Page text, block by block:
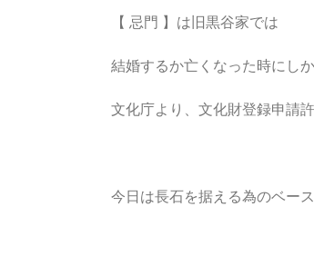
【 忌門 】は旧黒谷家では
結婚するか亡くなった時にし
文化庁より、文化財登録申請
今日は長石を据える為のベー